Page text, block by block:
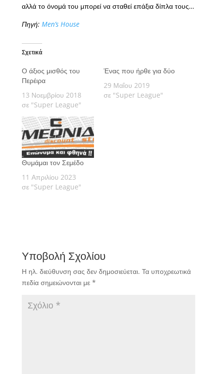
αλλά το όνομά του μπορεί να σταθεί επάξια δίπλα τους…
Πηγή: Men’s House
Σχετικά
Ο άξιος μισθός του
Περέιρα
13 Νοεμβρίου 2018
σε "Super League"
Ένας που ήρθε για δύο
29 Μαΐου 2019
σε "Super League"
Θυμάμαι τον Σεμέδο
11 Απριλίου 2023
σε "Super League"
Υποβολή Σχολίου
Η ηλ. διεύθυνση σας δεν δημοσιεύεται. Τα υποχρεωτικά
πεδία σημειώνονται με *